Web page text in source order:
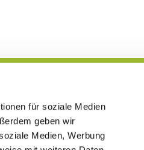
für soziale Medien
geben wir
Medien, Werbung